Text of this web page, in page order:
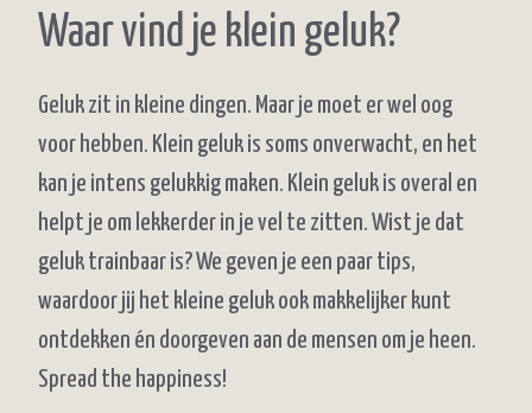
Waar vind je klein geluk?
Geluk zit in kleine dingen. Maar je moet er wel oog
voor hebben. Klein geluk is soms onverwacht, en het
kan je intens gelukkig maken. Klein geluk is overal en
helpt je om lekkerder in je vel te zitten. Wist je dat
geluk trainbaar is? We geven je een paar tips,
waardoor jij het kleine geluk ook makkelijker kunt
ontdekken én doorgeven aan de mensen om je heen.
Spread the happiness!